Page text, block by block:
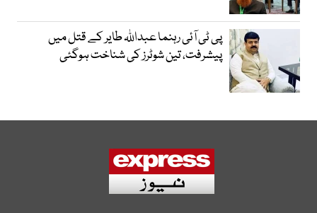
پی ٹی آئی رہنما عبداللہ طایر کے قتل میں
پیشرفت، تین شوٹرز کی شناخت ہوگئی